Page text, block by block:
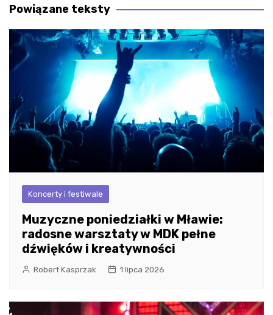
Powiązane teksty
Koncerty i festiwale
Muzyczne poniedziałki w Mławie:
radosne warsztaty w MDK pełne
dźwięków i kreatywności
Robert Kasprzak 1 lipca 2026